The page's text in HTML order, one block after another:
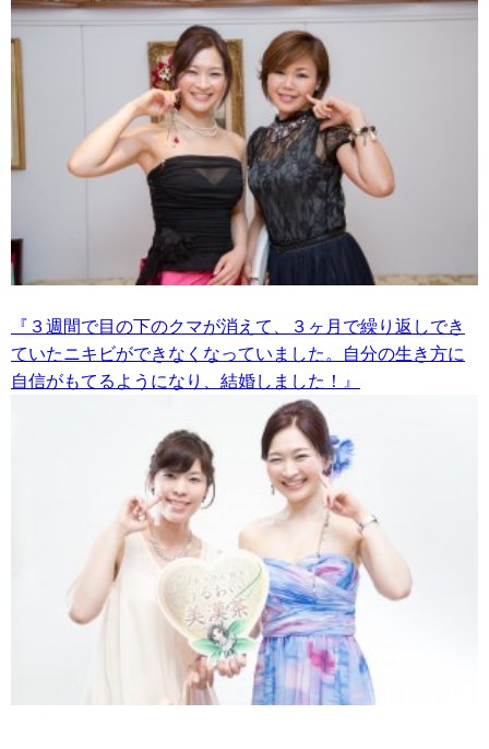
『３週間で目の下のクマが消えて、３ヶ月で繰り返しでき
ていたニキビができなくなっていました。自分の生き方に
自信がもてるようになり、結婚しました！』